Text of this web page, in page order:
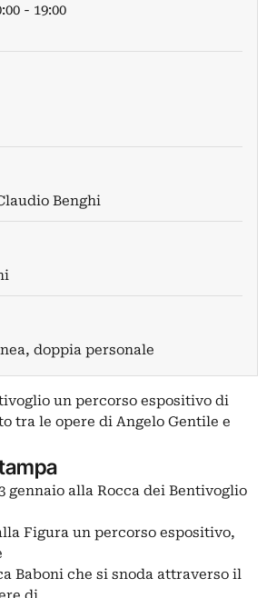
- 19:00
Benghi
doppia personale
un percorso espositivo di
tra le opere di Angelo Gentile e
gennaio alla Rocca dei Bentivoglio
Figura un percorso espositivo,
Baboni che si snoda attraverso il